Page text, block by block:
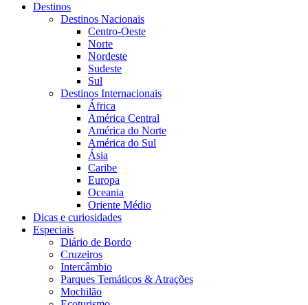
Destinos
Destinos Nacionais
Centro-Oeste
Norte
Nordeste
Sudeste
Sul
Destinos Internacionais
África
América Central
América do Norte
América do Sul
Ásia
Caribe
Europa
Oceania
Oriente Médio
Dicas e curiosidades
Especiais
Diário de Bordo
Cruzeiros
Intercâmbio
Parques Temáticos & Atrações
Mochilão